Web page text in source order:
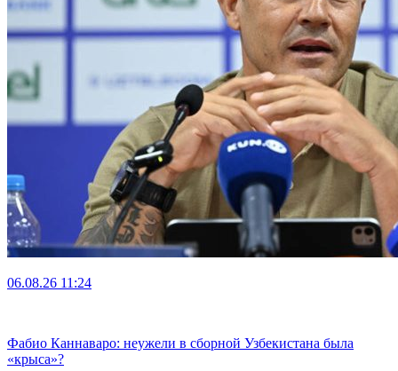
06.08.26 11:24
Фабио Каннаваро: неужели в сборной Узбекистана была
«крыса»?